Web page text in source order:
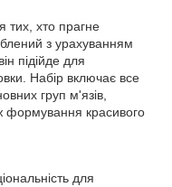
тих, хто прагне
з урахуванням
підійде для
Набір включає все
груп м'язів,
формування красивого
для